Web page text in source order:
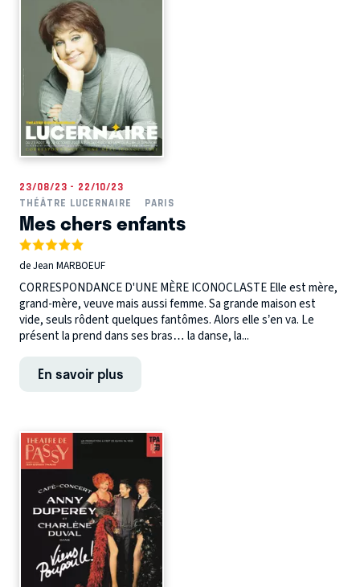
23/08/23 - 22/10/23
THÉÂTRE LUCERNAIRE
PARIS
Mes chers enfants
de Jean MARBOEUF
CORRESPONDANCE D'UNE MÈRE ICONOCLASTE Elle est mère,
grand-mère, veuve mais aussi femme. Sa grande maison est
vide, seuls rôdent quelques fantômes. Alors elle s’en va. Le
présent la prend dans ses bras… la danse, la...
En savoir plus